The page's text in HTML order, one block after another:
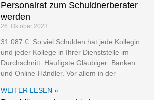
Personalrat zum Schuldnerberater
werden
26. Oktober 2023
31.087 €. So viel Schulden hat jede Kollegin
und jeder Kollege in Ihrer Dienststelle im
Durchschnitt. Häufigste Gläubiger: Banken
und Online-Händler. Vor allem in der
WEITER LESEN »